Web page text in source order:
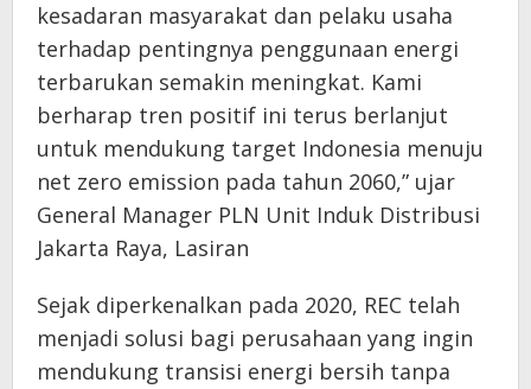
kesadaran masyarakat dan pelaku usaha
terhadap pentingnya penggunaan energi
terbarukan semakin meningkat. Kami
berharap tren positif ini terus berlanjut
untuk mendukung target Indonesia menuju
net zero emission pada tahun 2060,” ujar
General Manager PLN Unit Induk Distribusi
Jakarta Raya, Lasiran
Sejak diperkenalkan pada 2020, REC telah
menjadi solusi bagi perusahaan yang ingin
mendukung transisi energi bersih tanpa